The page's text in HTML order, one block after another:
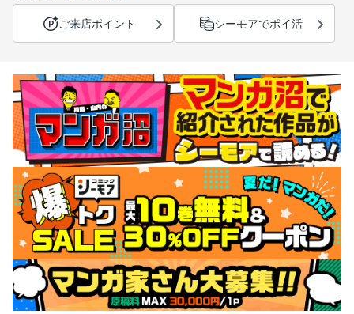
ご来店ポイント シーモアでポイ活